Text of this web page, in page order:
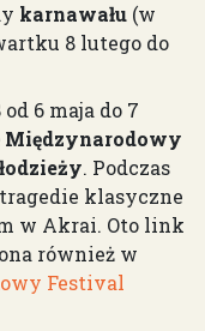
karnawału (w
8 lutego do
6 maja do 7
Międzynarodowy
. Podczas
klasyczne
w Akrai. Oto link
również w
Festival